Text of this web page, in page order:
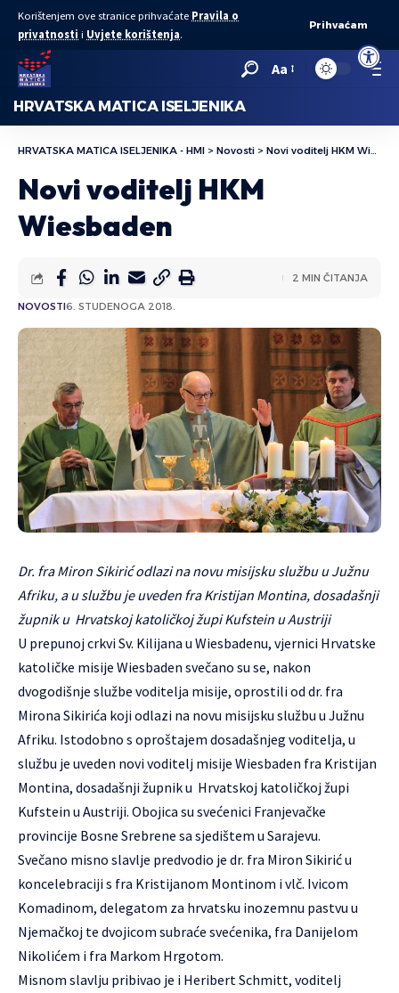
Open
Korištenjem ove stranice prihvaćate Pravila o
privatnosti i Uvjete korištenja.
Prihvaćam
Aa
HRVATSKA MATICA ISELJENIKA
HRVATSKA MATICA ISELJENIKA - HMI > Novosti > Novi voditelj HKM Wiesbaden
Novi voditelj HKM
Wiesbaden
NOVOSTI6. STUDENOGA 2018.
2 MIN ČITANJA
Dr. fra Miron Sikirić odlazi na novu misijsku službu u Južnu
Afriku, a u službu je uveden fra Kristijan Montina, dosadašnji
župnik u Hrvatskoj katoličkoj župi Kufstein u Austriji
U prepunoj crkvi Sv. Kilijana u Wiesbadenu, vjernici Hrvatske
katoličke misije Wiesbaden svečano su se, nakon
dvogodišnje službe voditelja misije, oprostili od dr. fra
Mirona Sikirića koji odlazi na novu misijsku službu u Južnu
Afriku. Istodobno s oproštajem dosadašnjeg voditelja, u
službu je uveden novi voditelj misije Wiesbaden fra Kristijan
Montina, dosadašnji župnik u Hrvatskoj katoličkoj župi
Kufstein u Austriji. Obojica su svećenici Franjevačke
provincije Bosne Srebrene sa sjedištem u Sarajevu.
Svečano misno slavlje predvodio je dr. fra Miron Sikirić u
koncelebraciji s fra Kristijanom Montinom i vlč. Ivicom
Komadinom, delegatom za hrvatsku inozemnu pastvu u
Njemačkoj te dvojicom subraće svećenika, fra Danijelom
Nikolićem i fra Markom Hrgotom.
Misnom slavlju pribivao je i Heribert Schmitt, voditelj